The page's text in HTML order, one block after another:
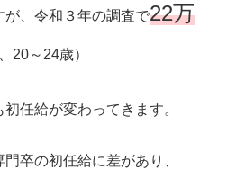
、令和３年の調査で22万
20～24歳）
任給が変わってきます。
卒の初任給に差があり、